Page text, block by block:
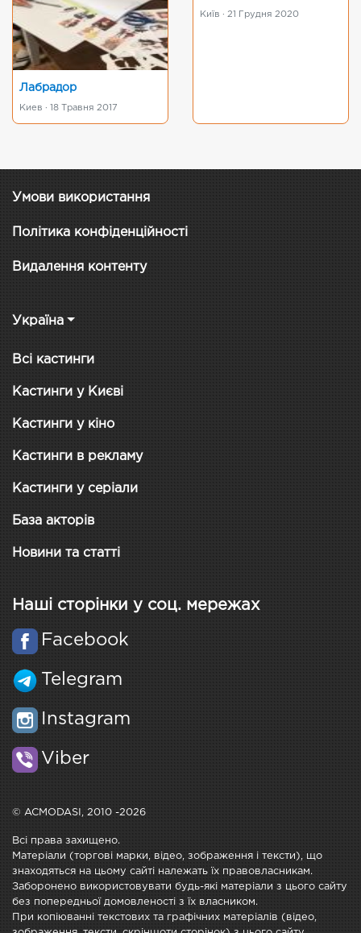
Лабрадор
Киев · 18 Травня 2017
Київ · 21 Грудня 2020
Умови використання
Політика конфіденційності
Видалення контенту
Україна
Всі кастинги
Кастинги у Києві
Кастинги у кіно
Кастинги в рекламу
Кастинги у серіали
База акторів
Новини та статті
Наші сторінки у соц. мережах
Facebook
Telegram
Instagram
Viber
© ACMODASI, 2010 -2026
Всі права захищено.
Матеріали (торгові марки, відео, зображення і тексти), що
знаходяться на цьому сайті належать їх правовласникам.
Заборонено використовувати будь-які матеріали з цього сайту
без попередньої домовленості з їх власником.
При копіюванні текстових та графічних матеріалів (відео,